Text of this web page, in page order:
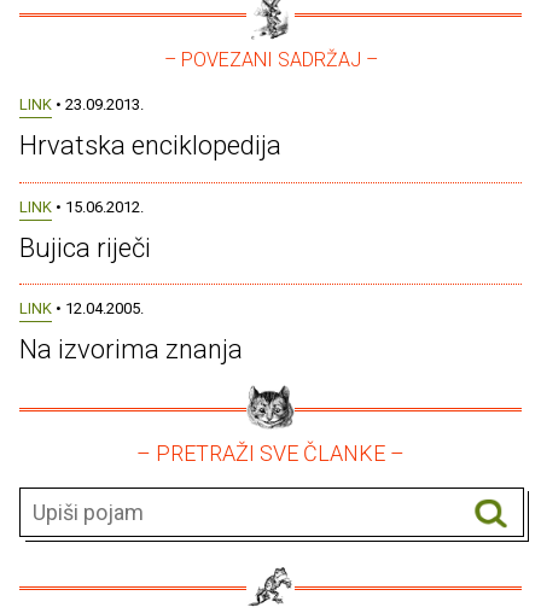
– POVEZANI SADRŽAJ –
LINK • 23.09.2013.
Hrvatska enciklopedija
LINK • 15.06.2012.
Bujica riječi
LINK • 12.04.2005.
Na izvorima znanja
– PRETRAŽI SVE ČLANKE –